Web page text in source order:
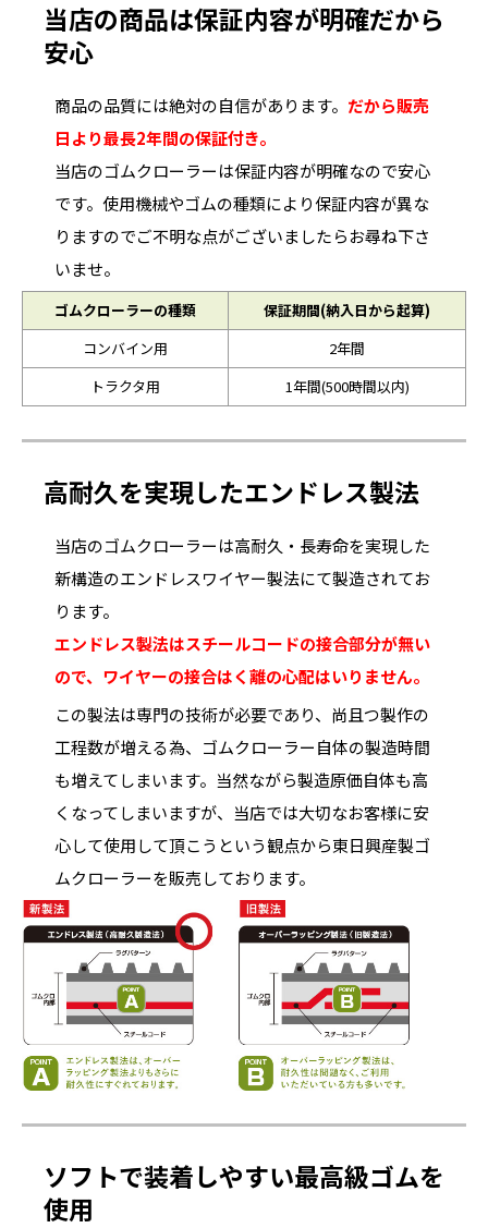
当店の商品は保証内容が明確だから
安心
商品の品質には絶対の自信があります。 だから販売
日より最長2年間の保証付き。
当店のゴムクローラーは保証内容が明確なので安心
です。使用機械やゴムの種類により保証内容が異な
りますのでご不明な点がございましたらお尋ね下さ
いませ。
ゴムクローラーの種類
保証期間(納入日から起算)
コンバイン用
2年間
トラクタ用
1年間(500時間以内)
高耐久を実現したエンドレス製法
当店のゴムクローラーは高耐久・長寿命を実現した
新構造のエンドレスワイヤー製法にて製造されてお
ります。
エンドレス製法はスチールコードの接合部分が無い
ので、ワイヤーの接合はく離の心配はいりません。
この製法は専門の技術が必要であり、尚且つ製作の
工程数が増える為、ゴムクローラー自体の製造時間
も増えてしまいます。当然ながら製造原価自体も高
くなってしまいますが、当店では大切なお客様に安
心して使用して頂こうという観点から東日興産製ゴ
ムクローラーを販売しております。
ソフトで装着しやすい最高級ゴムを
使用